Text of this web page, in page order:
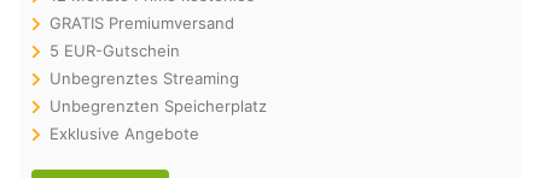
GRATIS Premiumversand
5 EUR-Gutschein
Unbegrenztes Streaming
Unbegrenzten Speicherplatz
Exklusive Angebote